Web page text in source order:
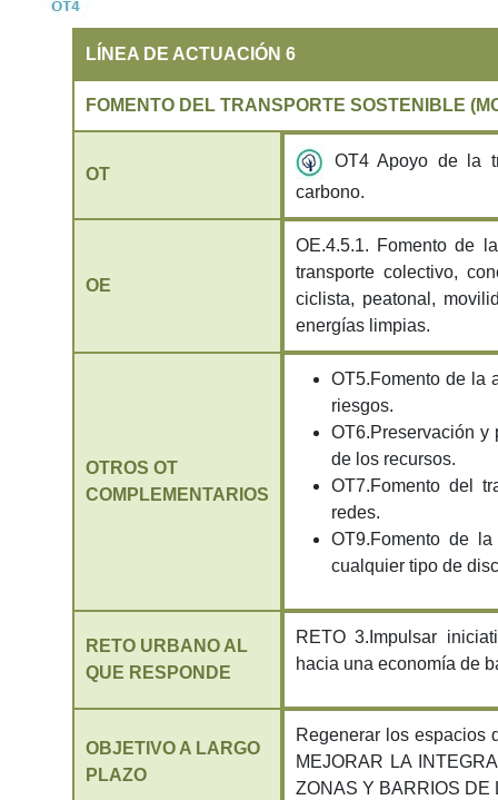
LÍNEA DE ACTUACIÓN 6
FOMENTO DEL TRANSPORTE SOSTENIBLE
OT
OT4 Apoyo de la
carbono.
OE
OE.4.5.1. Fomento de
transporte colectivo,
ciclista, peatonal,
energías limpias.
OTROS OT
COMPLEMENTARIOS
OT5.Fomento de la
riesgos.
OT6.Preservación y
de los recursos.
OT7.Fomento del
redes.
OT9.Fomento de
cualquier tipo de
RETO URBANO AL
QUE RESPONDE
RETO 3.Impulsar
hacia una economía de
OBJETIVO A LARGO
PLAZO
Regenerar los espacios
MEJORAR LA
ZONAS Y BARRIOS DE